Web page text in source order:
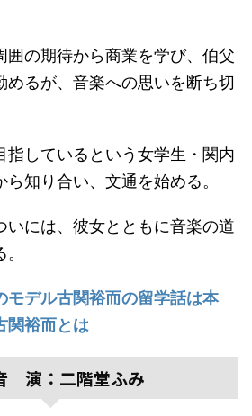
囲の期待から商業を学び、伯父
めるが、音楽への思いを断ち切
指しているという女学生・関内
知り合い、文通を始める。
いには、彼女とともに音楽の道
モデル古関裕而の留学話は本
関裕而とは
演：二階堂ふみ